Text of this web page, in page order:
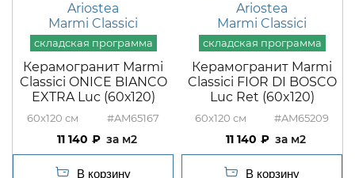
Ariostea
Marmi Classici
Керамогранит Marmi
Classici ONICE BIANCO
EXTRA Luc (60х120)
60x120 #AM65167
11 140 м2
Ariostea
Marmi Classici
Керамогранит Marmi
Classici FIOR DI BOSCO
Luc Ret (60x120)
60x120 #AM65209
11 140 м2